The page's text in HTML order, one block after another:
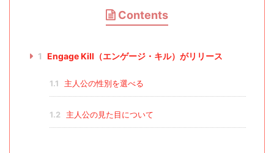
Contents
1 Engage Kill（エンゲージ・キル）がリリース
1.1 主人公の性別を選べる
1.2 主人公の見た目について